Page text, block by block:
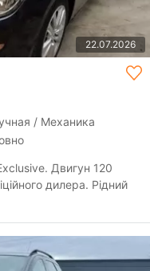
22.07.2026
/ Механика
Двигун 120
дилера. Рідний